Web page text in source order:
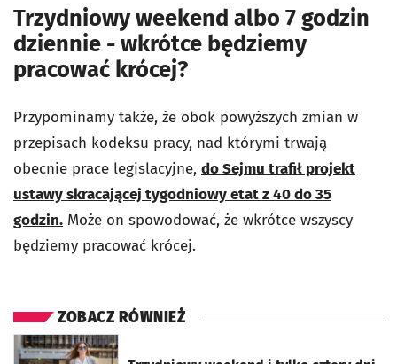
Trzydniowy weekend albo 7 godzin
dziennie - wkrótce będziemy
pracować krócej?
Przypominamy także, że obok powyższych zmian w
przepisach kodeksu pracy, nad którymi trwają
obecnie prace legislacyjne, do Sejmu trafił projekt
ustawy skracającej tygodniowy etat z 40 do 35
godzin. Może on spowodować, że wkrótce wszyscy
będziemy pracować krócej.
ZOBACZ RÓWNIEŻ
otworzy się w nowej karcie